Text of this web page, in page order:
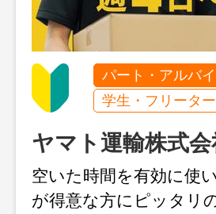
パート・アルバ
学生・フリータ
ヤマト運輸株式
空いた時間を有効に使
が得意な方にピッタリ